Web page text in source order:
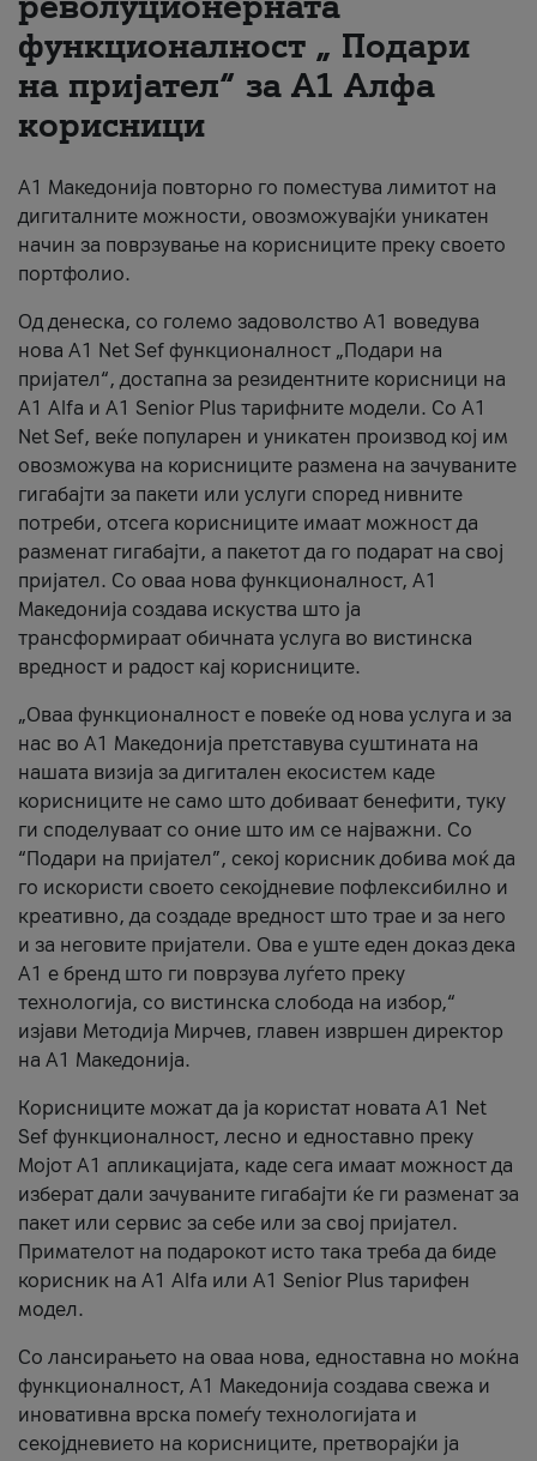
За нас
#ПодобарОнлајн
функционалност „ Подари
на пријател“ за А1 Алфа
корисници
А1 Македонија повторно го поместува лимитот на
дигиталните можности, овозможувајќи уникатен
начин за поврзување на корисниците преку своето
портфолио.
Од денеска, со големо задоволство А1 воведува
нова A1 Net Sef функционалност „Подари на
пријател“, достапна за резидентните корисници на
А1 Alfa и A1 Senior Plus тарифните модели. Со A1
Net Sef, веќе популарен и уникатен производ кој им
овозможува на корисниците размена на зачуваните
гигабајти за пакети или услуги според нивните
потреби, отсега корисниците имаат можност да
разменат гигабајти, а пакетот да го подарат на свој
пријател. Со оваа нова функционалност, А1
Македонија создава искуства што ја
трансформираат обичната услуга во вистинска
вредност и радост кај корисниците.
„Оваа функционалност е повеќе од нова услуга и за
нас во А1 Македонија претставува суштината на
нашата визија за дигитален екосистем каде
корисниците не само што добиваат бенефити, туку
ги споделуваат со оние што им се најважни. Со
“Подари на пријател”, секој корисник добива моќ да
го искористи своето секојдневие пофлексибилно и
креативно, да создаде вредност што трае и за него
и за неговите пријатели. Ова е уште еден доказ дека
А1 е бренд што ги поврзува луѓето преку
технологија, со вистинска слобода на избор,“
изјави Методија Мирчев, главен извршен директор
на А1 Македонија.
Корисниците можат да ја користат новата А1 Net
Sef функционалност, лесно и едноставно преку
Мојот А1 апликацијата, каде сега имаат можност да
изберат дали зачуваните гигабајти ќе ги разменат за
пакет или сервис за себе или за свој пријател.
Примателот на подарокот исто така треба да биде
корисник на А1 Alfa или A1 Senior Plus тарифен
модел.
Со лансирањето на оваа нова, едноставна но моќна
функционалност, А1 Македонија создава свежа и
иновативна врска помеѓу технологијата и
секојдневието на корисниците, претворајќи ја